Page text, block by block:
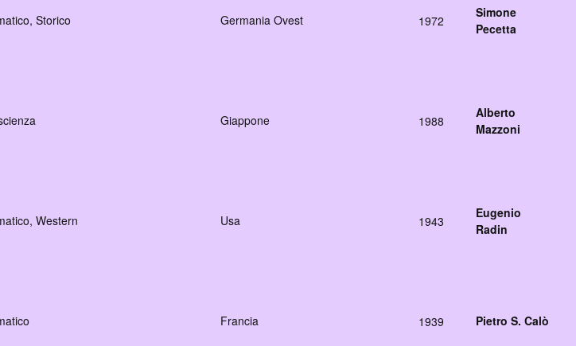
Storico Germania Ovest 1972
Simone
Pecetta
Giappone 1988
Alberto
Mazzoni
Western Usa 1943
Eugenio
Radin
Francia 1939 Pietro S. Calò